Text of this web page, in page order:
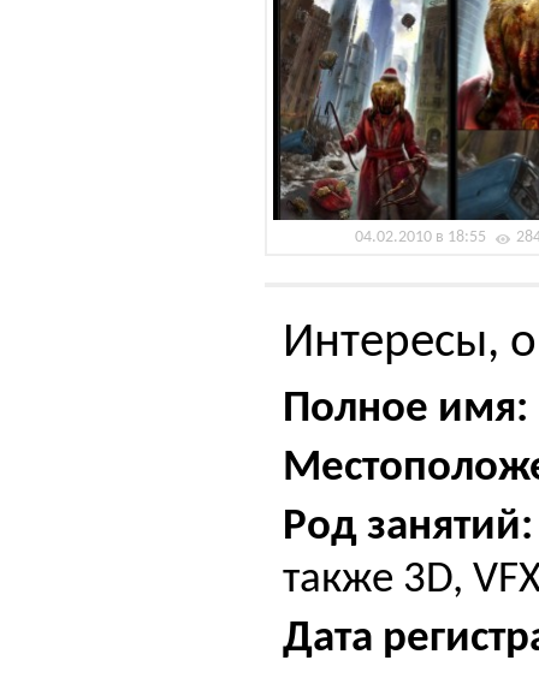
04.02.2010 в 18:55
Интересы,
Полное имя:
Род занятий:
также 3D,
Дата